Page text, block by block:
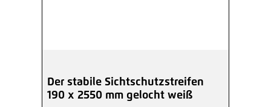
Der stabile Sichtschutzstreifen
190 x 2550 mm gelocht weiß